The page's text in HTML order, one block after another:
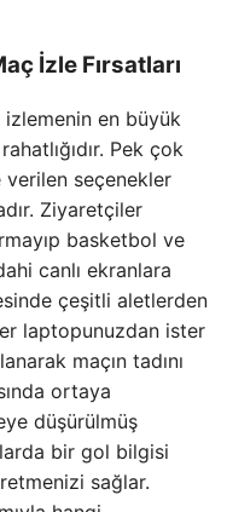
İzle Fırsatları
en büyük
Pek çok
verilen seçenekler
Ziyaretçiler
basketbol ve
canlı ekranlara
çeşitli aletlerden
laptopunuzdan ister
maçın tadını
ortaya
düşürülmüş
bir gol bilgisi
sağlar.